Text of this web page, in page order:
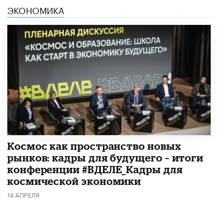
ЭКОНОМИКА
Космос как пространство новых
рынков: кадры для будущего – итоги
конференции #ВДЕЛЕ_Кадры для
космической экономики
14 АПРЕЛЯ